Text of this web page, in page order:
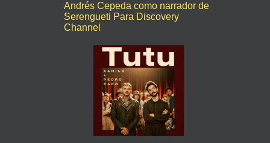
Andrés Cepeda como narrador de
Serengueti Para Discovery
Channel